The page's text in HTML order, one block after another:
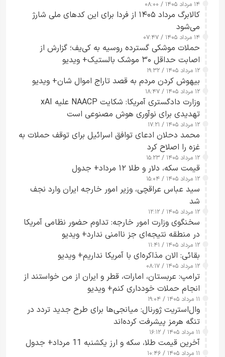
۱۴ مرداد ۱۴۰۵ / ۰۸:۰۰
کالابرگ مرداد ۱۴۰۵ از فردا برای این کدهای ملی شارژ
می‌شود
۱۴ مرداد ۱۴۰۵ / ۰۷:۴۷
حملات موشکی گسترده روسیه به کی‌یف؛ گزارش از
اصابت حداقل ۳۰ موشک بالستیک+ ویدیو
۱۲ مرداد ۱۴۰۵ / ۱۹:۳۲
بیهوش کردن مردم به قصد تاراج اموال شان+ ویدیو
۱۲ مرداد ۱۴۰۵ / ۱۸:۴۷
وزارت دادگستری آمریکا: شکایت NAACP علیه xAI
تهدیدی برای نوآوری هوش مصنوعی است
۱۲ مرداد ۱۴۰۵ / ۱۷:۲۱
محمد دحلان ادعای توافق اسرائیل برای توقف حملات به
غزه را اصلاح کرد
۱۲ مرداد ۱۴۰۵ / ۱۵:۲۳
قیمت سکه، دلار و طلا ۱۲ مرداد+ جدول
۱۲ مرداد ۱۴۰۵ / ۱۵:۰۴
سید عباس عراقچی، وزیر امور خارجه ایران وارد نجف
شد
۱۲ مرداد ۱۴۰۵ / ۱۲:۱۲
سخنگوی وزارت امور خارجه: تداوم حضور نظامی آمریکا
در منطقه نتیجه‌ای جز ناامنی ندارد+ ویدیو
۱۲ مرداد ۱۴۰۵ / ۱۱:۴۱
بقائی: الان مذاکره‌ای با آمریکا نداریم+ ویدیو
۱۲ مرداد ۱۴۰۵ / ۰۸:۱۷
ترامپ: عربستان، امارات، قطر و ایران از من خواستند از
انجام حملات خودداری کنم+ ویدیو
۱۱ مرداد ۱۴۰۵ / ۱۹:۰۴
وال‌استریت ژورنال: میانجی‌ها برای طرح جدید تردد در
تنگه هرمز پیشرفت کرده‌اند
۱۱ مرداد ۱۴۰۵ / ۱۶:۱۲
آخرین قیمت طلا، سکه و ارز یکشنبه 11 مرداد+ جدول
۱۱ مرداد ۱۴۰۵ / ۱۰:۴۶